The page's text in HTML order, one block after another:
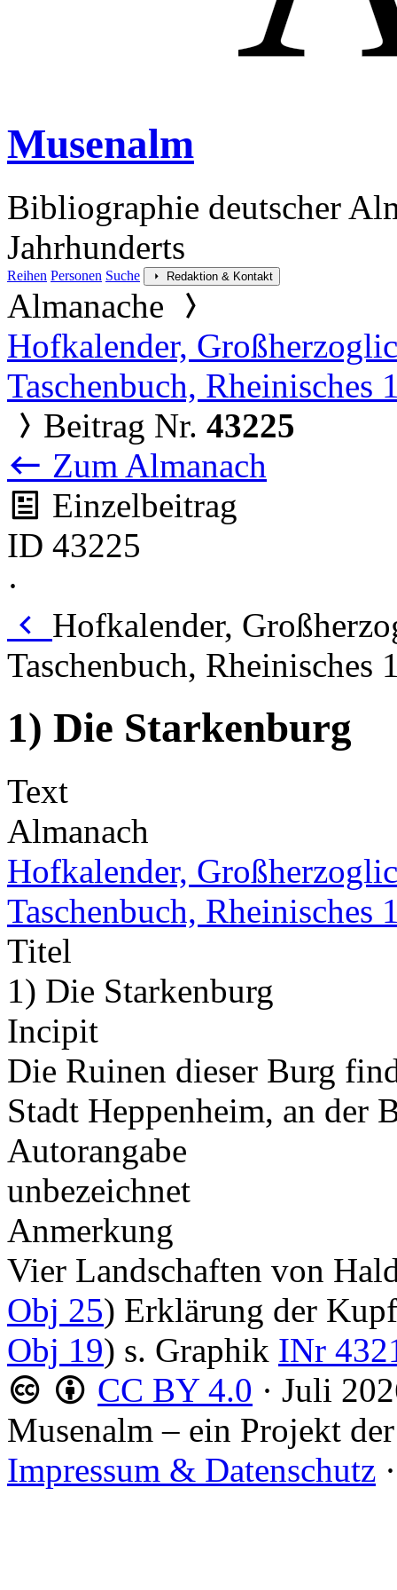
Musenalm
Bibliographie deutscher
Jahrhunderts
Reihen Personen Suche Redaktion & Kontakt
Almanache
Hofkalender,
Taschenbuch, Rheinisches
Beitrag Nr. 43225
Zum Almanach
Einzelbeitrag
ID 43225
·
Hofkalender,
Taschenbuch, Rheinisches
1) Die Starkenburg
Text
Almanach
Hofkalender,
Taschenbuch, Rheinisches
Titel
1) Die Starkenburg
Incipit
Die Ruinen dieser Burg
Stadt Heppenheim, an der
Autorangabe
unbezeichnet
Anmerkung
Vier Landschaften von
Obj 25) Erklärung der
Obj 19) s. Graphik INr
CC BY 4.0 · Juli
Musenalm – ein Projekt der
Impressum & Datenschutz ·